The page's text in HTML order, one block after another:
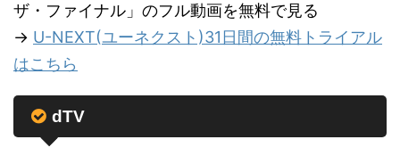
ザ・ファイナル」のフル動画を無料で見る
→ U-NEXT(ユーネクスト)31日間の無料トライアル
はこちら
dTV